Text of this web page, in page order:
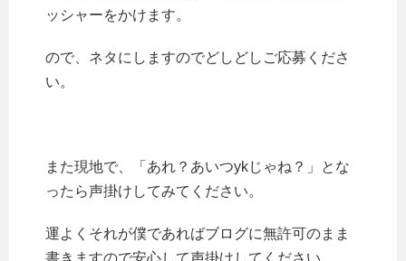
ッシャーをかけます。
ので、ネタにしますのでどしどしご応募くださ
い。
また現地で、「あれ？あいつykじゃね？」とな
ったら声掛けしてみてください。
運よくそれが僕であればブログに無許可のまま
書きますので安心して声掛けしてください。